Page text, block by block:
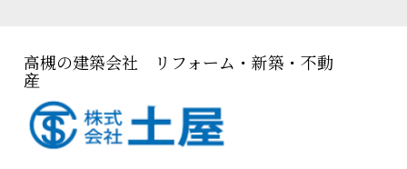
高槻の建築会社 リフォーム・新築・不動
産